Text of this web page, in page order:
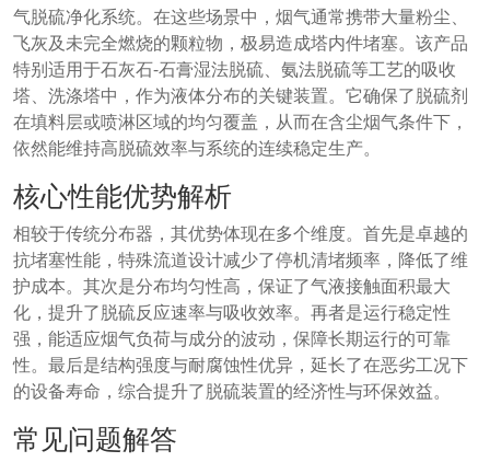
气脱硫净化系统。在这些场景中，烟气通常携带大量粉尘、
飞灰及未完全燃烧的颗粒物，极易造成塔内件堵塞。该产品
特别适用于石灰石-石膏湿法脱硫、氨法脱硫等工艺的吸收
塔、洗涤塔中，作为液体分布的关键装置。它确保了脱硫剂
在填料层或喷淋区域的均匀覆盖，从而在含尘烟气条件下，
依然能维持高脱硫效率与系统的连续稳定生产。
核心性能优势解析
相较于传统分布器，其优势体现在多个维度。首先是卓越的
抗堵塞性能，特殊流道设计减少了停机清堵频率，降低了维
护成本。其次是分布均匀性高，保证了气液接触面积最大
化，提升了脱硫反应速率与吸收效率。再者是运行稳定性
强，能适应烟气负荷与成分的波动，保障长期运行的可靠
性。最后是结构强度与耐腐蚀性优异，延长了在恶劣工况下
的设备寿命，综合提升了脱硫装置的经济性与环保效益。
常见问题解答